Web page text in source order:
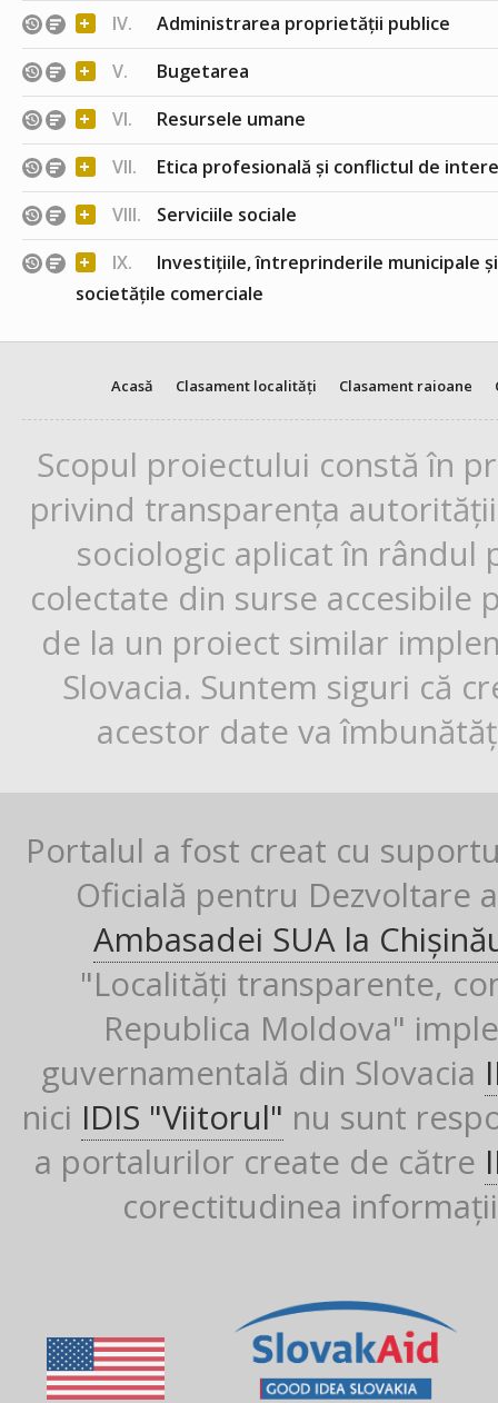
+ IV. Administrarea proprietății publice
+ V. Bugetarea
+ VI. Resursele umane
+ VII. Etica profesională și conflictul de
+ VIII. Serviciile sociale
+ IX.
Investițiile, întreprinderile municipale
societățile comerciale
Acasă Clasament localități Clasament raioane
Scopul proiectului constă în
privind transparența
sociologic aplicat în rândul
colectate din surse
de la un proiect similar
Slovacia. Suntem siguri că
acestor date va
Portalul a fost creat cu
Oficială pentru Dezvoltare
Ambasadei SUA la
"Localități transparente,
Republica Moldova"
guvernamentală din Slovacia
nici IDIS "Viitorul" nu sunt
a portalurilor create de către
corectitudinea